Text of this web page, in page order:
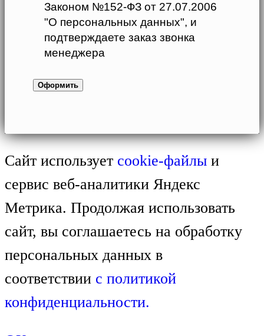
Законом №152-ФЗ от 27.07.2006
"О персональных данных", и
подтверждаете заказ звонка
менеджера
Сайт использует cookie-файлы и
сервис веб-аналитики Яндекс
Метрика. Продолжая использовать
сайт, вы соглашаетесь на обработку
персональных данных в
соответствии с политикой
конфиденциальности.